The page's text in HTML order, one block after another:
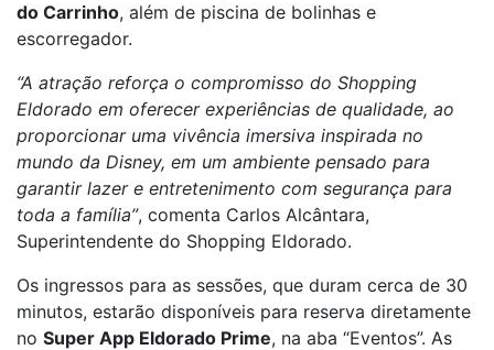
do Carrinho, além de piscina de bolinhas e
escorregador.
“A atração reforça o compromisso do Shopping
Eldorado em oferecer experiências de qualidade, ao
proporcionar uma vivência imersiva inspirada no
mundo da Disney, em um ambiente pensado para
garantir lazer e entretenimento com segurança para
toda a família”, comenta Carlos Alcântara,
Superintendente do Shopping Eldorado.
Os ingressos para as sessões, que duram cerca de 30
minutos, estarão disponíveis para reserva diretamente
no Super App Eldorado Prime, na aba “Eventos”. As